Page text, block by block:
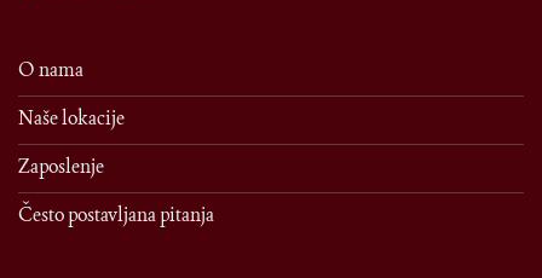
O nama
Naše lokacije
Zaposlenje
Često postavljana pitanja